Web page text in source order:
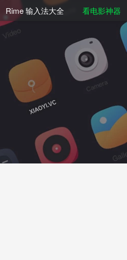
Rime 输入法大全 看电影神器